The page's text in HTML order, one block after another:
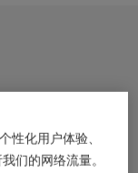
性化用户体验、
们的网络流量。